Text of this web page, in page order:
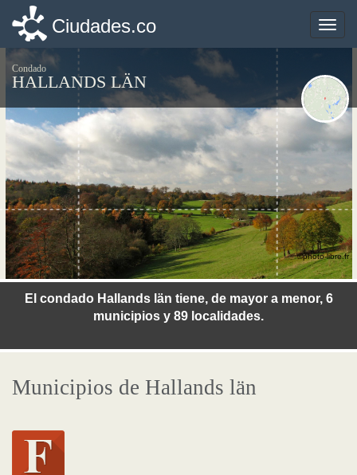
Toggle
Ciudades.co
Condado
HALLANDS LÄN
El condado Hallands län tiene, de mayor a menor, 6
municipios y 89 localidades.
©photo-libre.fr
Municipios de Hallands län
Toggle
Ciudades.co